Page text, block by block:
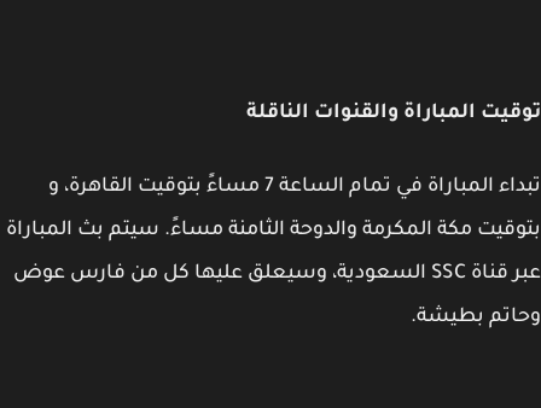
المباراة والقنوات الناقلة
تبداء المباراة في تمام الساعة 7 مساءً بتوقيت القاهرة، و
مكة المكرمة والدوحة الثامنة مساءً. سيتم بث المباراة
عبر قناة SSC السعودية، وسيعلق عليها كل من فارس عوض
بطيشة.